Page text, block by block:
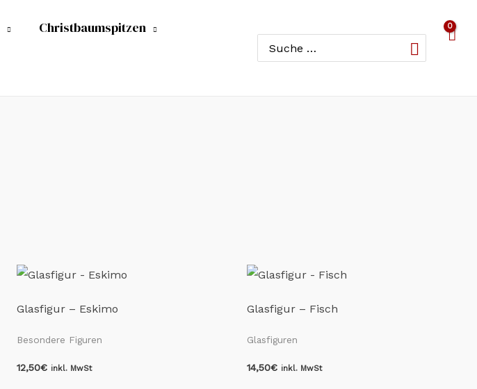
Christbaumspitzen
for:
Glasfigur – Eskimo
Besondere Figuren
12,50€ inkl. MwSt
Glasfigur – Fisch
Glasfiguren
14,50€ inkl. MwSt